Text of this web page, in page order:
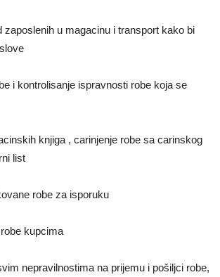
u magacinu i transport kako bi
kontrolisanje ispravnosti robe koja se
knjiga , carinjenje robe sa carinskog
list
robe za isporuku
kupcima
nepravilnostima na prijemu i pošiljci robe,